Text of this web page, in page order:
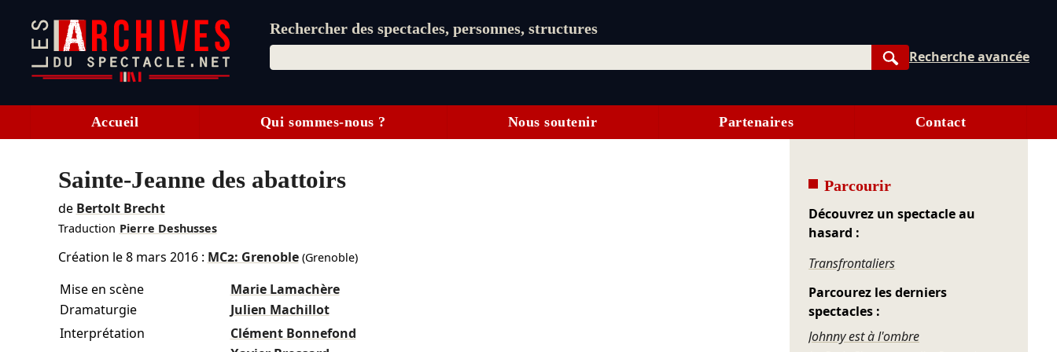
Rechercher des spectacles, personnes, structures
Rechercher
Recherche avancée
Accueil Qui sommes-nous ? Nous soutenir Partenaires Contact
Sainte-Jeanne des abattoirs
de Bertolt Brecht
Traduction Pierre Deshusses
Création le8 mars 2016: MC2: Grenoble(Grenoble)
Mise en scène
Marie Lamachère
Dramaturgie
Julien Machillot
Interprétation
Clément Bonnefond
Parcourir
Découvrez un spectacle au
hasard :
Transfrontaliers
Parcourez les derniers
spectacles :
Johnny est à l'ombre